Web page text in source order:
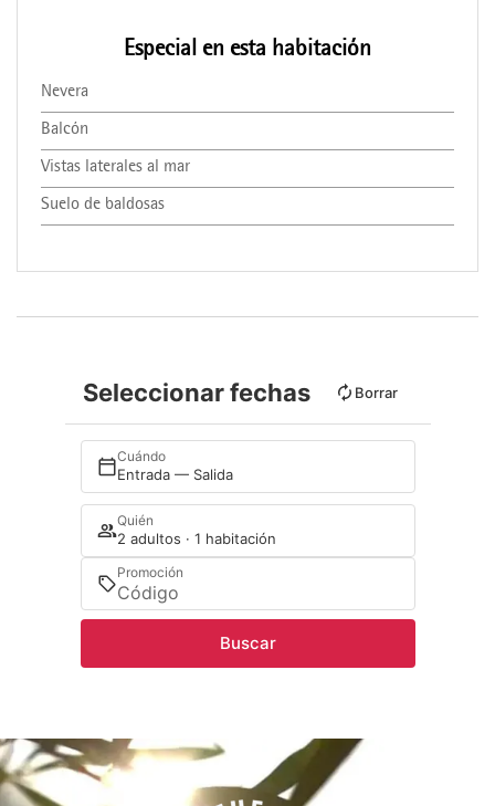
Especial en esta habitación
Nevera
Balcón
Vistas laterales al mar
Suelo de baldosas
Seleccionar fechas Borrar
Cuándo
Entrada — Salida
Quién
2 adultos · 1 habitación
Promoción
Buscar